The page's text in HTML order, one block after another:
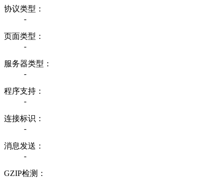
协议类型：
-
页面类型：
-
服务器类型：
-
程序支持：
-
连接标识：
-
消息发送：
-
GZIP检测：